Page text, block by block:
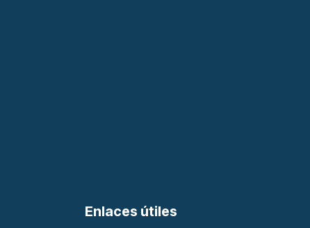
Enlaces útiles